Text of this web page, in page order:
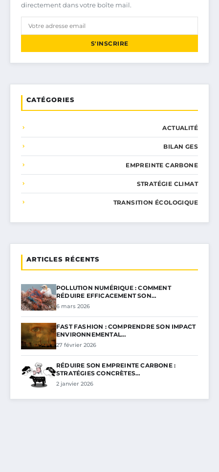
directement dans votre boîte mail.
S'INSCRIRE
CATÉGORIES
ACTUALITÉ
BILAN GES
EMPREINTE CARBONE
STRATÉGIE CLIMAT
TRANSITION ÉCOLOGIQUE
ARTICLES RÉCENTS
POLLUTION NUMÉRIQUE : COMMENT
RÉDUIRE EFFICACEMENT SON…
6 mars 2026
FAST FASHION : COMPRENDRE SON IMPACT
ENVIRONNEMENTAL…
27 février 2026
RÉDUIRE SON EMPREINTE CARBONE :
STRATÉGIES CONCRÈTES…
2 janvier 2026